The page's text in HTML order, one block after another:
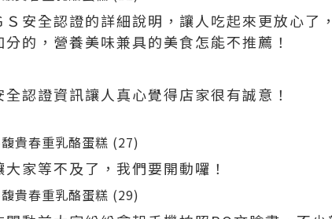
安全認證的詳細說明，讓人吃起來更放心了
的，營養美味兼具的美食怎能不推薦！
認證資訊讓人真心覺得店家很有誠意！
家等不及了，我們要開動囉！